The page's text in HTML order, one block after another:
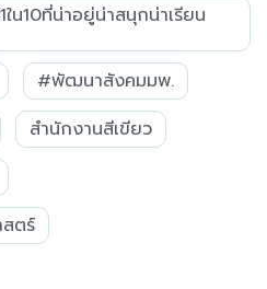
น10ที่น่าอยู่น่าสนุกน่าเรียน
#พัฒนาสังคมมพ.
สำนักงานสีเขียว
ตร์